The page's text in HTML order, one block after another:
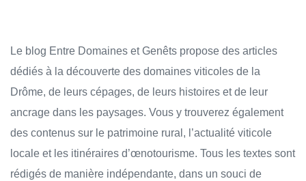
Le blog Entre Domaines et Genêts propose des articles
dédiés à la découverte des domaines viticoles de la
Drôme, de leurs cépages, de leurs histoires et de leur
ancrage dans les paysages. Vous y trouverez également
des contenus sur le patrimoine rural, l’actualité viticole
locale et les itinéraires d’œnotourisme. Tous les textes sont
rédigés de manière indépendante, dans un souci de